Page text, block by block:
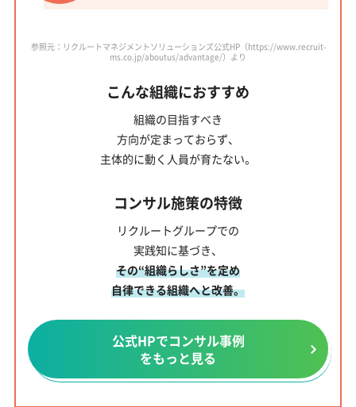
参照元：リクルートマネジメントソリューションズ公式HP（https://www.recruit-
ms.co.jp/aboutus/advantage/）より
こんな組織におすすめ
組織の目指すべき
方向が定まっておらず、
主体的に動く人員が育たない。
コンサル施策の特徴
リクルートグループでの
実践知に基づき、
その“組織らしさ”を定め
自律できる組織へと改善。
公式HPでコンサル事例
をもっと見る